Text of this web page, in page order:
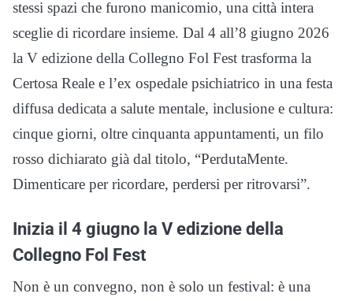
stessi spazi che furono manicomio, una città intera
sceglie di ricordare insieme. Dal 4 all’8 giugno 2026
la V edizione della Collegno Fol Fest trasforma la
Certosa Reale e l’ex ospedale psichiatrico in una festa
diffusa dedicata a salute mentale, inclusione e cultura:
cinque giorni, oltre cinquanta appuntamenti, un filo
rosso dichiarato già dal titolo, “PerdutaMente.
Dimenticare per ricordare, perdersi per ritrovarsi”.
Inizia il 4 giugno la V edizione della
Collegno Fol Fest
Non è un convegno, non è solo un festival: è una